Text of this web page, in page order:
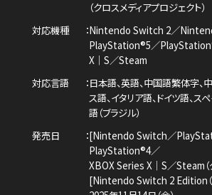
（クロスメディアプロジェクト）
対応機種
Nintendo Switch 2／
PlayStation®5／
X｜S／Steam
対応言語
日本語、英語、中国語繁体字、
ス語、イタリア語、ドイツ語、スペ
語（ブラジル）
発売日
[Nintendo Switch／
PlayStation®4／
XBOX Series X｜S／Steam（
[Nintendo Switch 2 Edition（